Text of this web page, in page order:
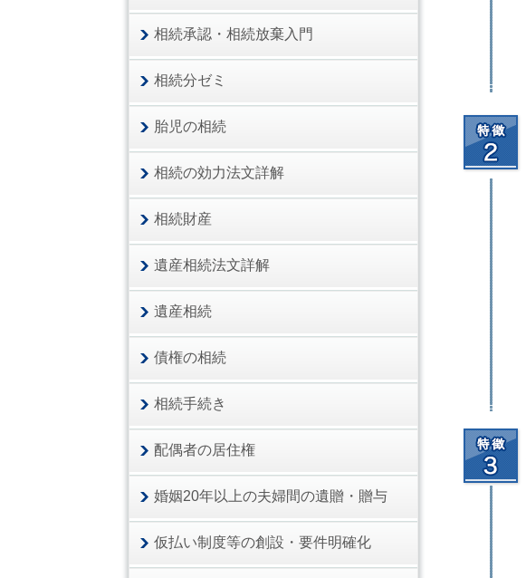
相続承認・相続放棄入門
相続分ゼミ
胎児の相続
相続の効力法文詳解
相続財産
遺産相続法文詳解
遺産相続
債権の相続
相続手続き
配偶者の居住権
婚姻20年以上の夫婦間の遺贈・贈与
仮払い制度等の創設・要件明確化